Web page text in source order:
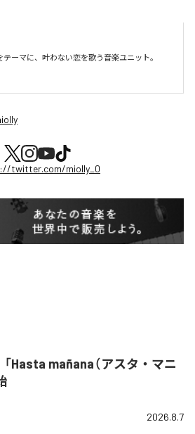
テーマに、叶わない恋を歌う音楽ユニット。
twitter.com/miolly_0
Hasta mañana（アスタ・マニ
2026.8.7